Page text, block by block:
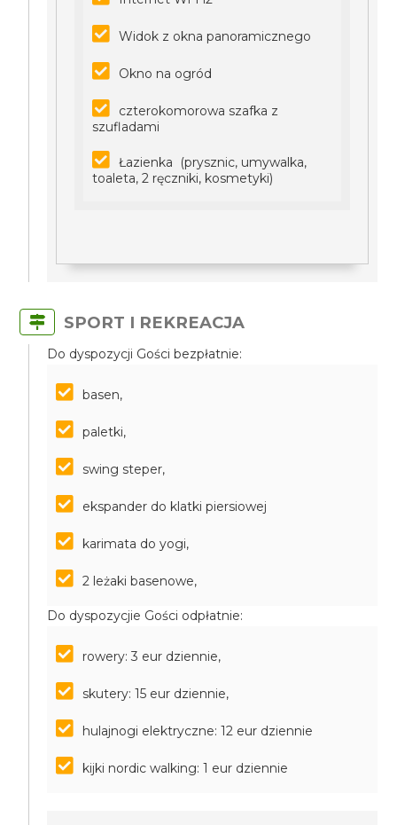
Widok z okna panoramicznego
Okno na ogród
czterokomorowa szafka z
szufladami
Łazienka (prysznic, umywalka,
toaleta, 2 ręczniki, kosmetyki)
SPORT I REKREACJA
Do dyspozycji Gości bezpłatnie:
basen,
paletki,
swing steper,
ekspander do klatki piersiowej
karimata do yogi,
2 leżaki basenowe,
Do dyspozycjie Gości odpłatnie:
rowery: 3 eur dziennie,
skutery: 15 eur dziennie,
hulajnogi elektryczne: 12 eur dziennie
kijki nordic walking: 1 eur dziennie